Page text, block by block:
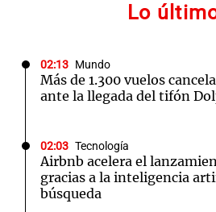
Lo
02:13 Mundo
Más de 1.300 vuelos
ante la llegada del tifón
02:03 Tecnología
Airbnb acelera el
gracias a la inteligencia
búsqueda